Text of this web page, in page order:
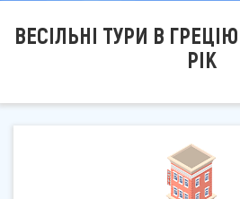
ВЕСІЛЬНІ ТУРИ В
РІК